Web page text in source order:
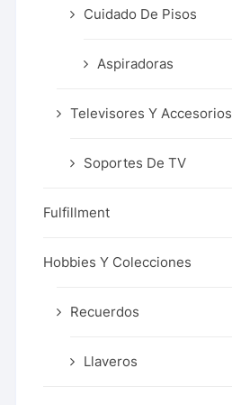
Cuidado De Pisos
Aspiradoras
Televisores Y Accesorios
Soportes De TV
Fulfillment
Hobbies Y Colecciones
Recuerdos
Llaveros